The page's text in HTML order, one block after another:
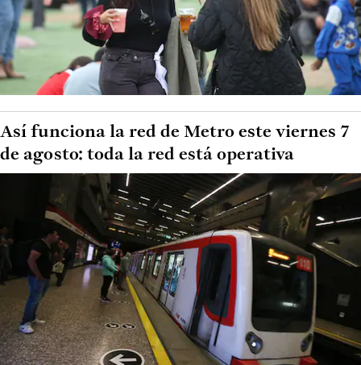
Así funciona la red de Metro este viernes 7
de agosto: toda la red está operativa